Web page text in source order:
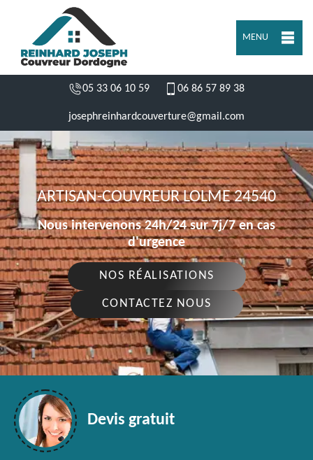
MENU
05 33 06 10 59 06 86 57 89 38
josephreinhardcouverture@gmail.com
ARTISAN-COUVREUR LOLME 24540
Nous intervenons 24h/24 sur 7j/7 en cas
d'urgence
NOS RÉALISATIONS
CONTACTEZ NOUS
Devis gratuit